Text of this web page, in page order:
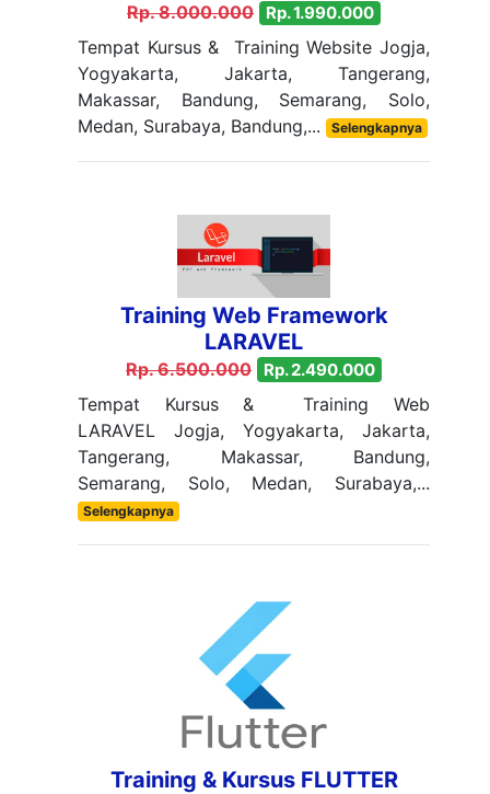
Rp. 8.000.000 Rp. 1.990.000
Tempat Kursus & Training Website Jogja,
Yogyakarta, Jakarta, Tangerang,
Makassar, Bandung, Semarang, Solo,
Medan, Surabaya, Bandung,...
Selengkapnya
Training Web Framework
LARAVEL
Rp. 6.500.000 Rp. 2.490.000
Tempat Kursus & Training Web
LARAVEL Jogja, Yogyakarta, Jakarta,
Tangerang, Makassar, Bandung,
Semarang, Solo, Medan, Surabaya,...
Selengkapnya
Training & Kursus FLUTTER